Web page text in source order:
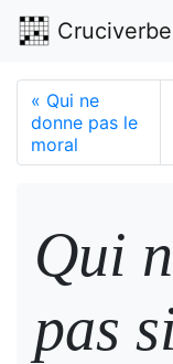
Cruciverbe
« Qui ne
donne pas le
moral
Qui
pas